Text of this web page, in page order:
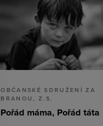
OBČANSKÉ SDRUŽENÍ ZA
BRANOU, Z.S.
Pořád máma, Pořád táta